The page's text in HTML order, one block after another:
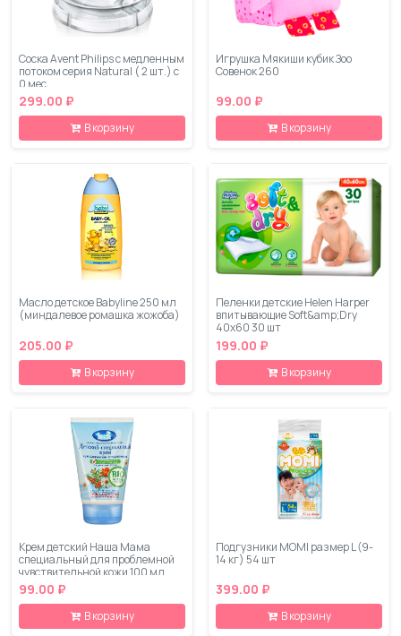
Соска Avent Philips с медленным
потоком серия Natural ( 2 шт.) с
0 мес.
299.00 ₽
В корзину
Игрушка Мякиши кубик Зоо
Совенок 260
99.00 ₽
В корзину
Масло детское Babyline 250 мл
(миндалевое ромашка жожоба)
205.00 ₽
В корзину
Пеленки детские Helen Harper
впитывающие Soft&amp;Dry
40x60 30 шт
199.00 ₽
В корзину
Крем детский Наша Мама
специальный для проблемной
чувствительной кожи 100 мл
99.00 ₽
В корзину
Подгузники MOMI размер L (9-
14 кг) 54 шт
399.00 ₽
В корзину